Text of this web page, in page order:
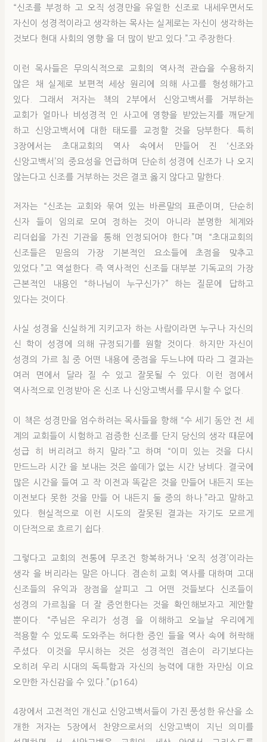
“신조를 부정하 고 오직 성경만을 유일한 신조로 내세우면서도
자신이 성경적이라고 생각하는 목사는 실제로는 자신이 생각하는
것보다 현대 사회의 영향 을 더 많이 받고 있다.”고 주장한다.
이런 목사들은 무의식적으로 교회의 역사적 관습을 수용하지
않은 채 실제로 보편적 세상 원리에 의해 사고를 형성해가고
있다. 그래서 저자는 책의 2부에서 신앙고백서를 거부하는
교회가 얼마나 비성경적 인 사고에 영향을 받았는지를 깨닫게
하고 신앙고백서에 대한 태도를 교정할 것을 당부한다. 특히
3장에서는 초대교회의 역사 속에서 만들어 진 ‘신조와
신앙고백서’의 중요성을 언급하며 단순히 성경에 신조가 나 오지
않는다고 신조를 거부하는 것은 결코 옳지 않다고 말한다.
저자는 “신조는 교회와 묶여 있는 바른말의 표준이며, 단순히
신자 들이 임의로 모여 정하는 것이 아니라 분명한 체계와
리더쉽을 가진 기관을 통해 인정되어야 한다.”며 “초대교회의
신조들은 믿음의 가장 기본적인 요소들에 초점을 맞추고
있었다.”고 역설한다. 즉 역사적인 신조들 대부분 기독교의 가장
근본적인 내용인 “하나님이 누구신가?” 하는 질문에 답하고
있다는 것이다.
사실 성경을 신실하게 지키고자 하는 사람이라면 누구나 자신의
신 학이 성경에 의해 규정되기를 원할 것이다. 하지만 자신이
성경의 가르 침 중 어떤 내용에 중점을 두느냐에 따라 그 결과는
여러 면에서 달라 질 수 있고 잘못될 수 있다. 이런 점에서
역사적으로 인정받아 온 신조 나 신앙고백서를 무시할 수 없다.
이 책은 성경만을 엄수하려는 목사들을 향해 “수 세기 동안 전 세
계의 교회들이 시험하고 검증한 신조를 단지 당신의 생각 때문에
성급 히 버리려고 하지 말라.”고 하며 “이미 있는 것을 다시
만드느라 시간 을 보내는 것은 쓸데가 없는 시간 낭비다. 결국에
많은 시간을 들여 고 작 이전과 똑같은 것을 만들어 내든지 또는
이전보다 못한 것을 만들 어 내든지 둘 중의 하나.”라고 말하고
있다. 현실적으로 이런 시도의 잘못된 결과는 자기도 모르게
이단적으로 흐르기 쉽다.
그렇다고 교회의 전통에 무조건 항복하거나 ‘오직 성경’이라는
생각 을 버리라는 말은 아니다. 겸손히 교회 역사를 대하며 고대
신조들의 유익과 장점을 살피고 그 어떤 것들보다 신조들이
성경의 가르침을 더 잘 증언한다는 것을 확인해보자고 제안할
뿐이다. “주님은 우리가 성경 을 이해하고 오늘날 우리에게
적용할 수 있도록 도와주는 허다한 증인 들을 역사 속에 허락해
주셨다. 이것을 무시하는 것은 성경적인 겸손이 라기보다는
오히려 우리 시대의 독특함과 자신의 능력에 대한 자만심 이요
오만한 자신감을 수 있다.”(p164)
4장에서 고전적인 개신교 신앙고백서들이 가진 풍성한 유산을 소
개한 저자는 5장에서 찬양으로서의 신앙고백이 지닌 의미를